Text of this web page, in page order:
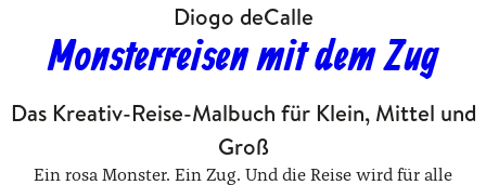
Diogo deCalle
Monsterreisen mit dem Zug
Das Kreativ-Reise-Malbuch für Klein, Mittel und
Groß
Ein rosa Monster. Ein Zug. Und die Reise wird für alle